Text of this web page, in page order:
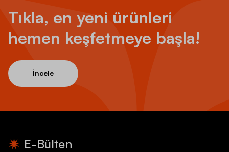
Tıkla, en yeni ürünleri
hemen keşfetmeye başla!
İncele
E-Bülten